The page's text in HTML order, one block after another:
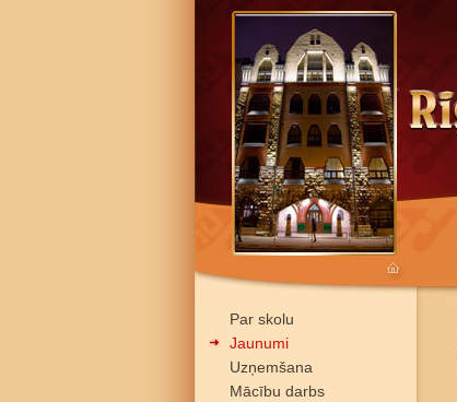
Par skolu
Jaunumi
Uzņemšana
Mācību darbs